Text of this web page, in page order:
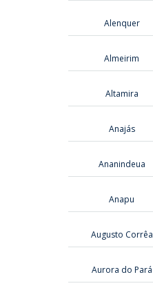
Alenquer
Almeirim
Altamira
Anajás
Ananindeua
Anapu
Augusto Corrêa
Aurora do Pará